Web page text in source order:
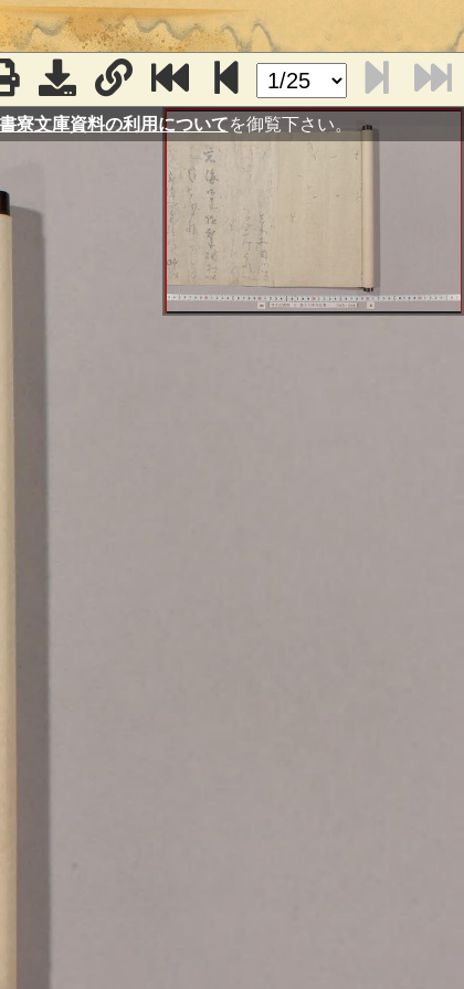
寮文庫資料の利用についてを御覧下さい。